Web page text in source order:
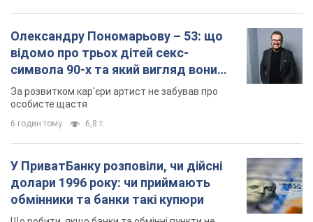
Олександру Пономарьову – 53: що
відомо про трьох дітей секс-
символа 90-х та який вигляд вони
мають
За розвитком кар'єри артист не забував про
особисте щастя
6 годин тому 6,8 т.
У ПриватБанку розповіли, чи дійсні
долари 1996 року: чи приймають
обмінники та банки такі купюри